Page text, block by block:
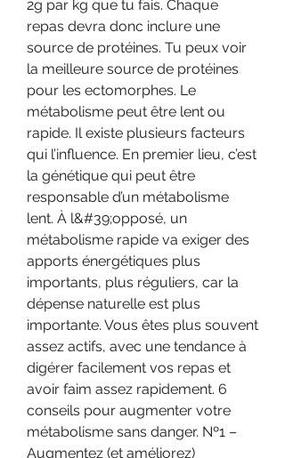
2g par kg que tu fais. Chaque
repas devra donc inclure une
source de protéines. Tu peux voir
la meilleure source de protéines
pour les ectomorphes. Le
métabolisme peut être lent ou
rapide. Il existe plusieurs facteurs
qui l’influence. En premier lieu, c’est
la génétique qui peut être
responsable d’un métabolisme
lent. À l&#39;opposé, un
métabolisme rapide va exiger des
apports énergétiques plus
importants, plus réguliers, car la
dépense naturelle est plus
importante. Vous êtes plus souvent
assez actifs, avec une tendance à
digérer facilement vos repas et
avoir faim assez rapidement. 6
conseils pour augmenter votre
métabolisme sans danger. Nº1 –
Augmentez (et améliorez)